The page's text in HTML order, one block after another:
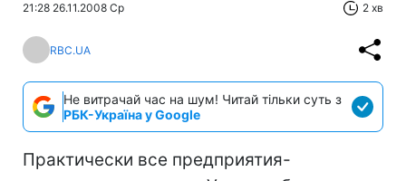
21:28 26.11.2008 Ср 2 хв
RBC.UA
Не витрачай час на шум! Читай тільки суть з
РБК-Україна у Google
Практически все предприятия-